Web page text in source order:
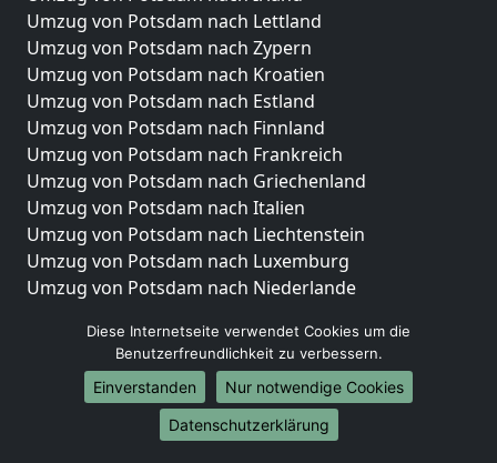
Umzug von Potsdam nach Lettland
Umzug von Potsdam nach Zypern
Umzug von Potsdam nach Kroatien
Umzug von Potsdam nach Estland
Umzug von Potsdam nach Finnland
Umzug von Potsdam nach Frankreich
Umzug von Potsdam nach Griechenland
Umzug von Potsdam nach Italien
Umzug von Potsdam nach Liechtenstein
Umzug von Potsdam nach Luxemburg
Umzug von Potsdam nach Niederlande
Umzüge-Deutschlandweit
Umzug von Potsdam nach Berlin
Umzug von Potsdam nach Hamburg
Umzug von Potsdam nach München
Diese Internetseite verwendet Cookies um die
Benutzerfreundlichkeit zu verbessern.
Einverstanden
Nur notwendige Cookies
Datenschutzerklärung